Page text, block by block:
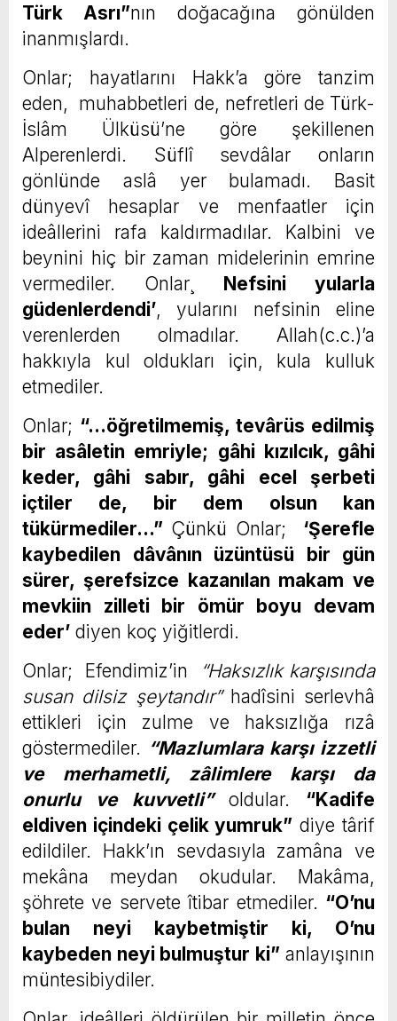
Türk Asrı”nın doğacağına gönülden
inanmışlardı.
Onlar; hayatlarını Hakk’a göre tanzim
eden, muhabbetleri de, nefretleri de Türk-
İslâm Ülküsü’ne göre şekillenen
Alperenlerdi. Süflî sevdâlar onların
gönlünde aslâ yer bulamadı. Basit
dünyevî hesaplar ve menfaatler için
ideâllerini rafa kaldırmadılar. Kalbini ve
beynini hiç bir zaman midelerinin emrine
vermediler. Onlar¸
Nefsini yularla
güdenlerdendi’, yularını nefsinin eline
verenlerden olmadılar. Allah(c.c.)’a
hakkıyla kul oldukları için, kula kulluk
etmediler.
Onlar; “…öğretilmemiş, tevârüs edilmiş
bir asâletin emriyle; gâhi kızılcık, gâhi
keder, gâhi sabır, gâhi ecel şerbeti
içtiler de, bir dem olsun kan
tükürmediler…” Çünkü Onlar; ‘Şerefle
kaybedilen dâvânın üzüntüsü bir gün
sürer, şerefsizce kazanılan makam ve
mevkiin zilleti bir ömür boyu devam
eder’ diyen koç yiğitlerdi.
Onlar; Efendimiz’in
“Haksızlık karşısında
susan dilsiz şeytandır”hadîsini serlevhâ
ettikleri için zulme ve haksızlığa rızâ
göstermediler. “Mazlumlara karşı izzetli
ve merhametli, zâlimlere karşı da
onurlu ve kuvvetli”oldular. “Kadife
eldiven içindeki çelik yumruk” diye târif
edildiler. Hakk’ın sevdasıyla zamâna ve
mekâna meydan okudular. Makâma,
şöhrete ve servete îtibar etmediler. “O’nu
bulan neyi kaybetmiştir ki, O’nu
kaybeden neyi bulmuştur ki” anlayışının
müntesibiydiler.